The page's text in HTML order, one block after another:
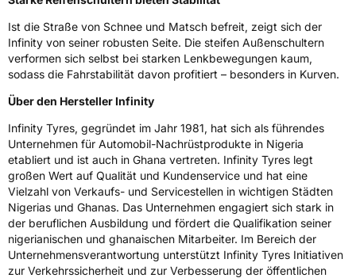
EU Label
Effizienz
Rollgeräusch (Klasse)B
Rollgeräusch (dB)72
FahrzeugklasseC1
3PMSF / Schneeflockensymbol / Alpine-SymbolJa
EPREL ID436734
Ist die Straße von Schnee und Matsch befreit, zeigt sich der
Infinity von seiner robusten Seite. Die steifen Außenschultern
verformen sich selbst bei starken Lenkbewegungen kaum,
sodass die Fahrstabilität davon profitiert – besonders in Kurven.
Über den Hersteller Infinity
Infinity Tyres, gegründet im Jahr 1981, hat sich als führendes
Unternehmen für Automobil-Nachrüstprodukte in Nigeria
etabliert und ist auch in Ghana vertreten. Infinity Tyres legt
großen Wert auf Qualität und Kundenservice und hat eine
Vielzahl von Verkaufs- und Servicestellen in wichtigen Städten
Nigerias und Ghanas. Das Unternehmen engagiert sich stark in
der beruflichen Ausbildung und fördert die Qualifikation seiner
nigerianischen und ghanaischen Mitarbeiter. Im Bereich der
Unternehmensverantwortung unterstützt Infinity Tyres Initiativen
zur Verkehrssicherheit und zur Verbesserung der öffentlichen